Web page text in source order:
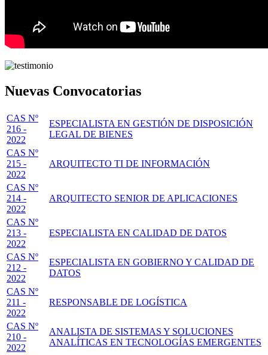
Nuevas Convocatorias
CAS Nº
216 -
2022
ESPECIALISTA EN GESTIÓN DE DISPOSICIÓN
LEGAL DE BIENES
CAS Nº
215 -
2022
ARQUITECTO TI DE INFORMACIÓN
CAS Nº
214 -
2022
ARQUITECTO SENIOR DE APLICACIONES
CAS Nº
213 -
2022
ESPECIALISTA EN CALIDAD DE DATOS
CAS Nº
212 -
2022
ESPECIALISTA EN GOBIERNO Y CALIDAD DE
DATOS
CAS Nº
211 -
2022
RESPONSABLE DE LOGÍSTICA
CAS Nº
210 -
2022
ANALISTA DE SISTEMAS Y SOLUCIONES
ANALÍTICAS EN TECNOLOGÍAS EMERGENTES